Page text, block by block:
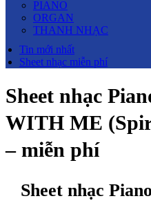
PIANO
ORGAN
THANH NHẠC
Tin mới nhất
Sheet nhạc miễn phí
Sheet nhạc
WITH ME
– miễn phí
Sheet nhạc Piano